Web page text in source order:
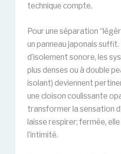
technique compte.
Pour une séparation
un panneau japonais suffit.
d’isolement sonore, les
plus denses ou à double
isolant) deviennent
une cloison coulissante
transformer la sensation
laisse respirer; fermée,
l’intimité.